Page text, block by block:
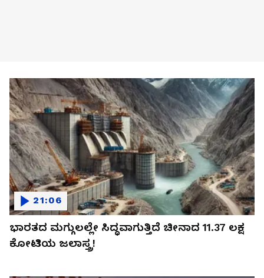
ಭಾರತದ ಮಗ್ಗುಲಲ್ಲೇ ಸಿದ್ಧವಾಗುತ್ತಿದೆ ಚೀನಾದ 11.37 ಲಕ್ಷ
ಕೋಟಿಯ ಜಲಾಸ್ತ್ರ!
21:06